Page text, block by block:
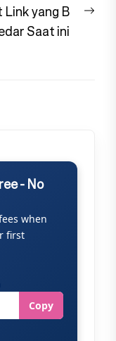
Link yang B
Saat ini
- No
when
first
Copy